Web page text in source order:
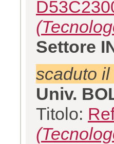
Settore
scaduto
Univ.
Titolo: